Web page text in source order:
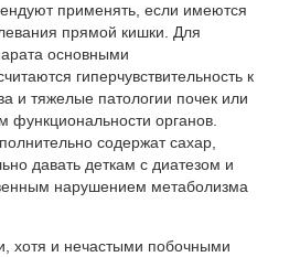
применять, если имеются
прямой кишки. Для
основными
гиперчувствительность к
и тяжелые патологии почек или
функциональности органов.
содержат сахар,
давать деткам с диатезом и
нарушением метаболизма
хотя и нечастыми побочными